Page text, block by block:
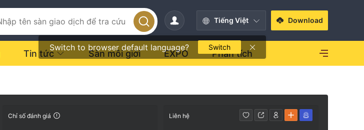
Tiếng Việt
Switch to browser default language? Switch
Download
Tin tức Sàn môi giới EXPO Phân tích
Chỉ số đánh giá Liên hệ